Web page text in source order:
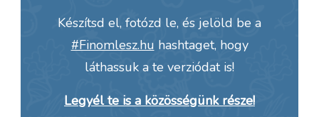
Készítsd el, fotózd le, és jelöld be a
#Finomlesz.hu hashtaget, hogy
láthassuk a te verziódat is!
Legyél te is a közösségünk része!